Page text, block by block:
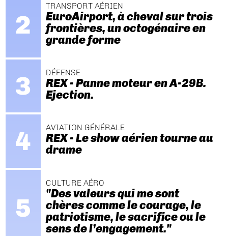
TRANSPORT AÉRIEN
EuroAirport, à cheval sur trois
frontières, un octogénaire en
grande forme
DÉFENSE
REX - Panne moteur en A-29B.
Ejection.
AVIATION GÉNÉRALE
REX - Le show aérien tourne au
drame
CULTURE AÉRO
"Des valeurs qui me sont
chères comme le courage, le
patriotisme, le sacrifice ou le
sens de l’engagement."